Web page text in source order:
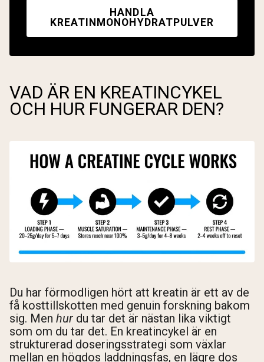
HANDLA
KREATINMONOHYDRATPULVER
VAD ÄR EN KREATINCYKEL
OCH HUR FUNGERAR DEN?
Du har förmodligen hört att kreatin är ett av de
få kosttillskotten med genuin forskning bakom
sig. Men hur du tar det är nästan lika viktigt
som om du tar det. En kreatincykel är en
strukturerad doseringsstrategi som växlar
mellan en högdos laddningsfas, en lägre dos